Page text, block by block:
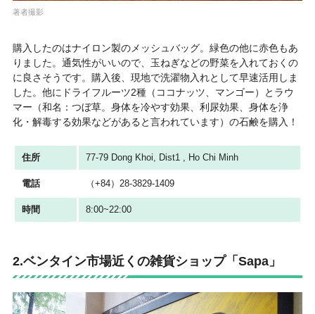
著者撮影
購入したのはナイロン製のメッシュバッグ。緑色の他に赤色もあ
りました。通気性がいいので、玉ねぎなどの野菜を入れておくの
に良さそうです。購入後、現地で洗濯物入れとして早速活用しま
した。他にドライフルーツ2種（ココナッツ、マンゴー）とラウ
マー（和名：つぼ草。身体を冷やす効果、利尿効果、身体を浄
化・解毒する効果などがあると言われています）の石鹸を購入！
住所 77-79 Dong Khoi, Dist1 , Ho Chi Minh
電話 （+84）28-3829-1409
時間 8:00~22:00
2.ベンタイン市場近くの雑貨ショップ「Sapa」